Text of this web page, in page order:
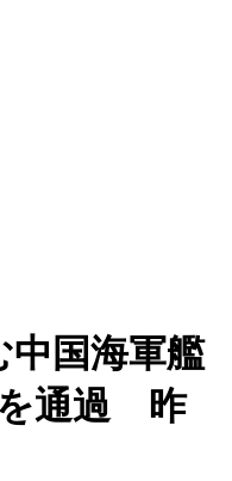
中国海軍艦
を通過 昨